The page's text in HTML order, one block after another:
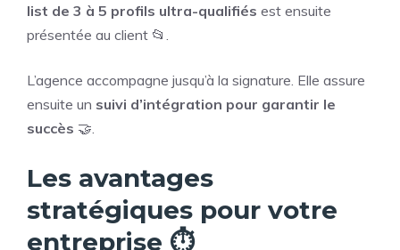
list de 3 à 5 profils ultra-qualifiés est ensuite
présentée au client 📂.
L’agence accompagne jusqu’à la signature. Elle assure
ensuite un suivi d’intégration pour garantir le
succès 🤝.
Les avantages
stratégiques pour votre
entreprise ⏱️